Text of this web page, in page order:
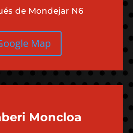
Becerra
Madrid
de Mondejar N6